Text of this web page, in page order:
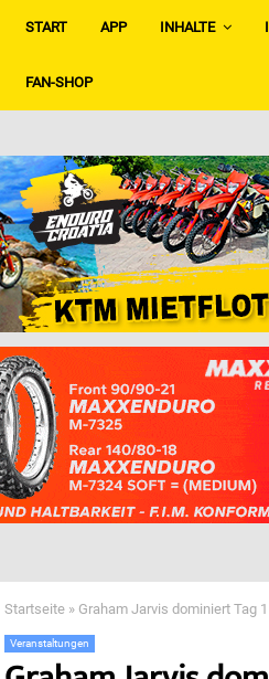
START APP INHALTE
FAN-SHOP
Startseite » Graham Jarvis dominiert Tag
Veranstaltungen